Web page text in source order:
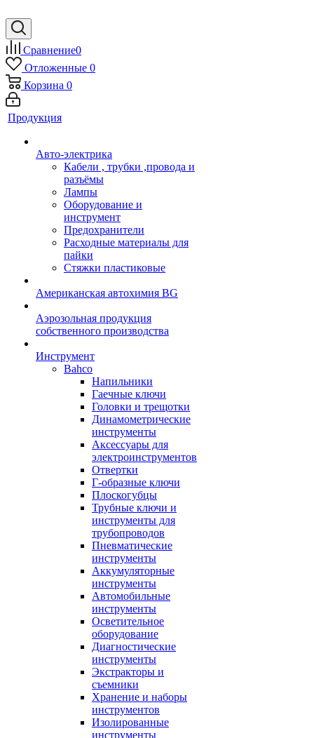
Сравнение0
Отложенные 0
Корзина 0
Продукция
Авто-электрика
Кабели , трубки ,провода и
разъёмы
Лампы
Оборудование и
инструмент
Предохранители
Расходные материалы для
пайки
Стяжки пластиковые
Американская автохимия BG
Аэрозольная продукция
собственного производства
Инструмент
Bahco
Напильники
Гаечные ключи
Головки и трещотки
Динамометрические
инструменты
Аксессуары для
электроинструментов
Отвертки
Г-образные ключи
Плоскогубцы
Трубные ключи и
инструменты для
трубопроводов
Пневматические
инструменты
Аккумуляторные
инструменты
Автомобильные
инструменты
Осветительное
оборудование
Диагностические
инструменты
Экстракторы и
съемники
Хранение и наборы
инструментов
Изолированные
инструменты